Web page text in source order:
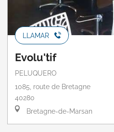
LLAMAR
Evolu'tif
PELUQUERO
1085, route de Bretagne
40280
Bretagne-de-Marsan